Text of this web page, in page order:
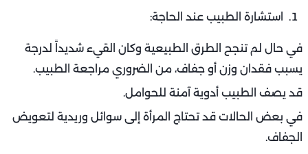
استشارة الطبيب عند الحاجة:
في حال لم تنجح الطرق الطبيعية وكان القيء شديداً لدرجة
يسبب فقدان وزن أو جفاف، من الضروري مراجعة الطبيب.
قد يصف الطبيب أدوية آمنة للحوامل.
في بعض الحالات قد تحتاج المرأة إلى سوائل وريدية لتعويض
الجفاف.